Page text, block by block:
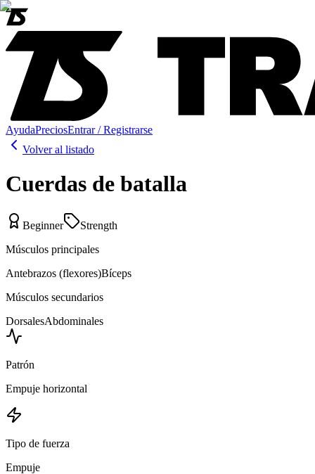
AyudaPreciosEntrar / Registrarse
Volver al listado
Cuerdas de batalla
Beginner
Strength
Músculos principales
Antebrazos (flexores)Bíceps
Músculos secundarios
DorsalesAbdominales
Patrón
Empuje horizontal
Tipo de fuerza
Empuje